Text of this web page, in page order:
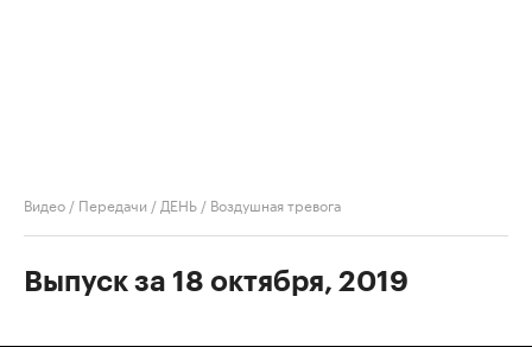
Видео / Передачи / ДЕНЬ / Воздушная тревога
Выпуск за 18 октября, 2019